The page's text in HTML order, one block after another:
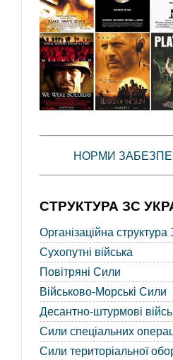
НОРМИ
СТРУКТУРА ЗС
Організаційна структура
Сухопутні війська
Повітряні Сили
Військово-Морські Сили
Десантно-штурмові
Сили спеціальних
Сили територіальної